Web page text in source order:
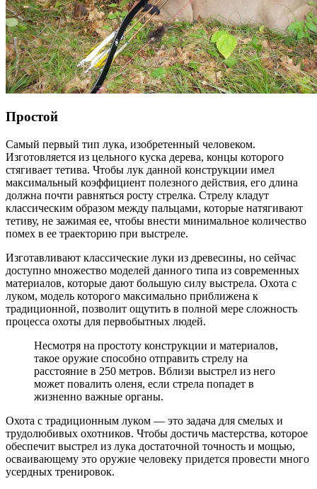
Простой
Самый первый тип лука, изобретенный человеком.
Изготовляется из цельного куска дерева, концы которого
стягивает тетива. Чтобы лук данной конструкции имел
максимальный коэффициент полезного действия, его длина
должна почти равняться росту стрелка. Стрелу кладут
классическим образом между пальцами, которые натягивают
тетиву, не зажимая ее, чтобы внести минимальное количество
помех в ее траекторию при выстреле.
Изготавливают классические луки из древесины, но сейчас
доступно множество моделей данного типа из современных
материалов, которые дают большую силу выстрела. Охота с
луком, модель которого максимально приближена к
традиционной, позволит ощутить в полной мере сложность
процесса охоты для первобытных людей.
Несмотря на простоту конструкции и материалов,
такое оружие способно отправить стрелу на
расстояние в 250 метров. Вблизи выстрел из него
может повалить оленя, если стрела попадет в
жизненно важные органы.
Охота с традиционным луком — это задача для смелых и
трудолюбивых охотников. Чтобы достичь мастерства, которое
обеспечит выстрел из лука достаточной точность и мощью,
осваивающему это оружие человеку придется провести много
усердных тренировок.